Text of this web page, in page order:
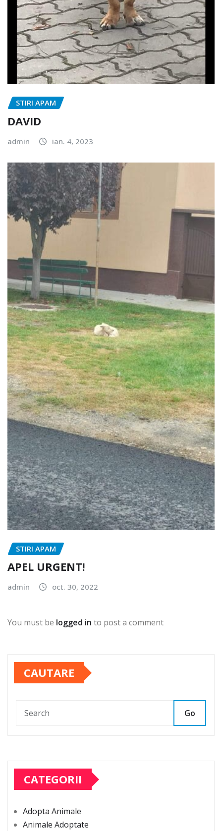
STIRI APAM
DAVID
admin ian. 4, 2023
STIRI APAM
APEL URGENT!
admin oct. 30, 2022
You must be logged in to post a comment
CAUTARE
Go
CATEGORII
Adopta Animale
Animale Adoptate